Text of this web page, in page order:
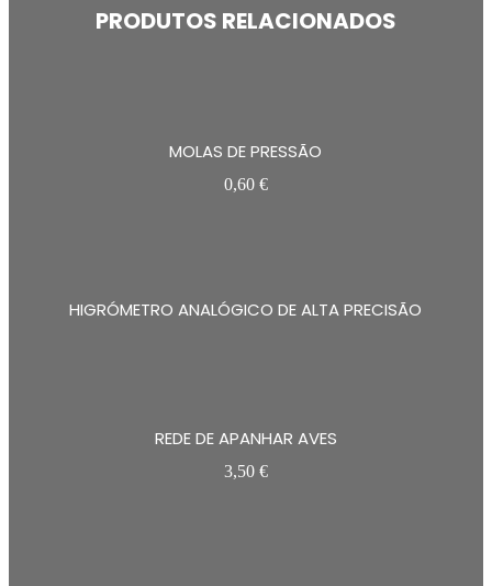
PRODUTOS RELACIONADOS
MOLAS DE PRESSÃO
0,60 €
HIGRÓMETRO ANALÓGICO DE ALTA PRECISÃO
REDE DE APANHAR AVES
3,50 €